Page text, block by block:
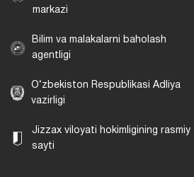
markazi
Bilim va malakalarni baholash
agentligi
O‘zbekiston Respublikasi Adliya
vazirligi
Jizzax viloyati hokimligining rasmiy
sayti